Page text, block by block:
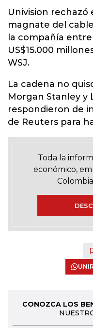
Univision rechazó
magnate del
la compañía entre
US$15.000
WSJ.
La cadena no
Morgan Stanley y
respondieron de
de Reuters para
Toda la
económico,
CONOZCA LOS